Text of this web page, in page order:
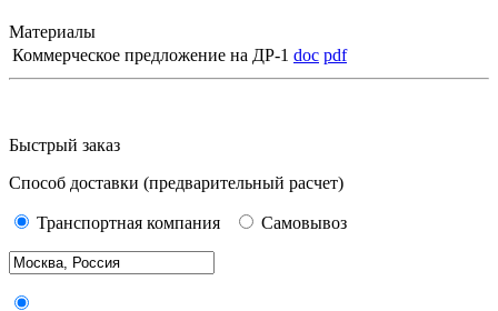
Материалы
Коммерческое предложение на ДР-1 doc pdf
Быстрый заказ
Способ доставки (предварительный расчет)
Транспортная компания Самовывоз